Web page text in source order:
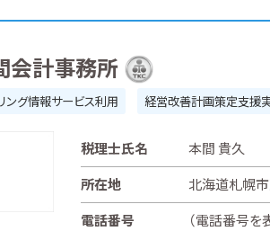
計事務所
ング情報サービス利用 経営改善計画策定支援
税理士氏名
本間 貴久
所在地
北海道札幌市
電話番号
（電話番号を